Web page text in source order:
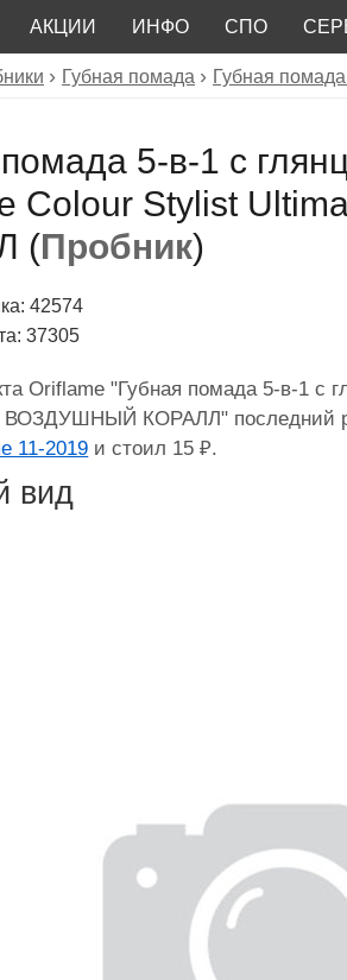
АКЦИИ ИНФО СПО
Губная помада Губная
помада 5-в-1 с
Colour Stylist
(Пробник)
42574
37305
Oriflame "Губная помада 5-в-1
ВОЗДУШНЫЙ КОРАЛЛ" последний
11-2019 и стоил 15 ₽.
вид